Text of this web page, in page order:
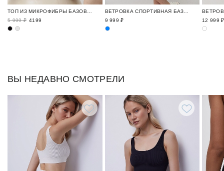
ТОП ИЗ МИКРОФИБРЫ БАЗОВЫЙ СПОРТИВНЫЙ ГАРДЕРОБ / BELLE YOU&LAMODA
5 999 ₽ 4199
ВЕТРОВКА СПОРТИВНАЯ БАЗА / SPORT BASE
9 999 ₽
12 999 ₽
ВЫ НЕДАВНО СМОТРЕЛИ